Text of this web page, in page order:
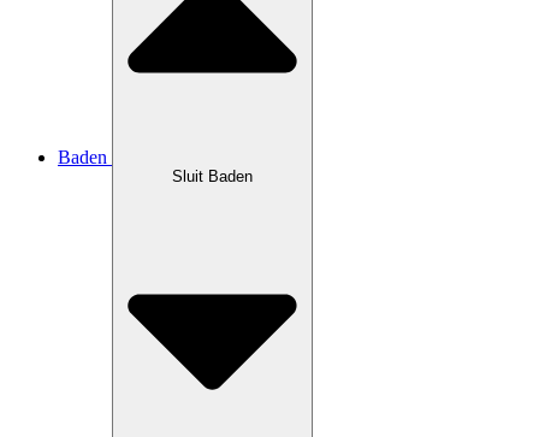
Baden
Sluit Baden